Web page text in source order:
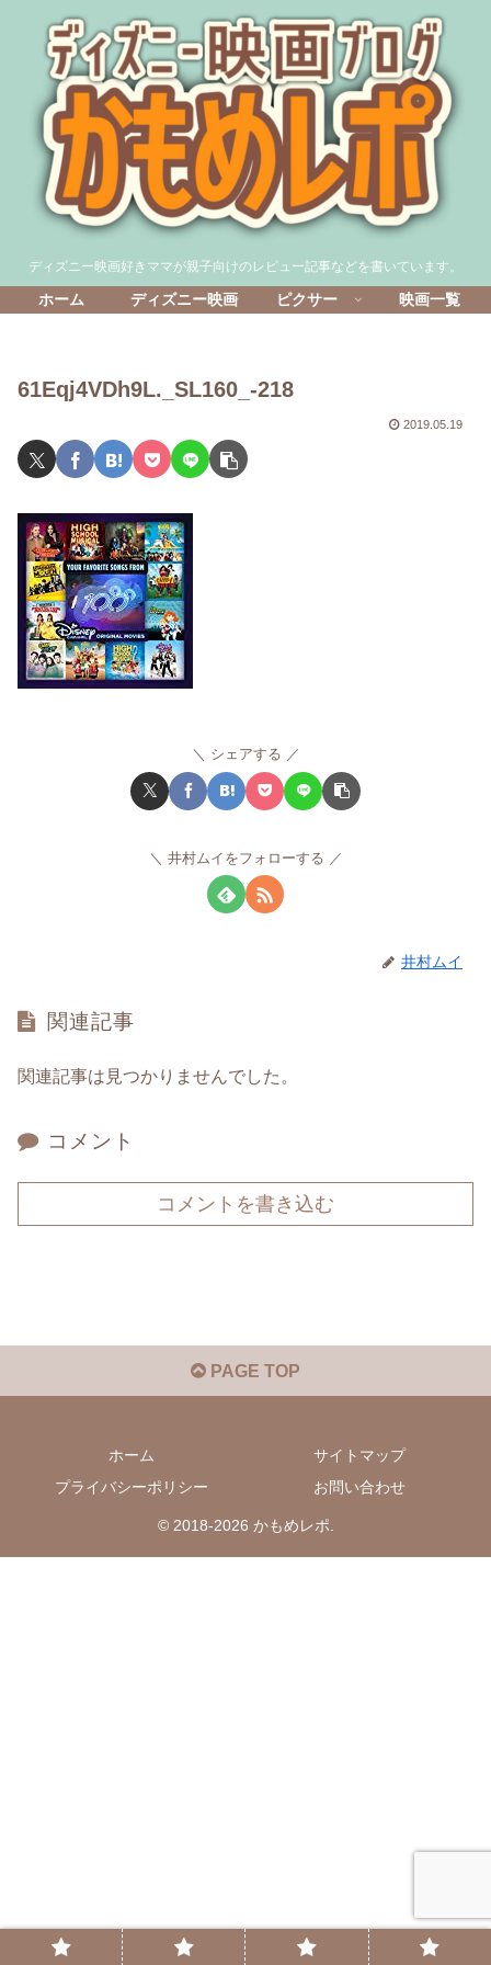
ディズニー映画好きママが親子向けのレビュー記事などを書いています。
ホーム ディズニー映画 ピクサー 映画一覧
61Eqj4VDh9L._SL160_-218
2019.05.19
シェアする
井村ムイをフォローする
井村ムイ
関連記事
関連記事は見つかりませんでした。
コメント
コメントを書き込む
PAGE TOP
ホーム
サイトマップ
プライバシーポリシー
お問い合わせ
© 2018-2026 かもめレポ.